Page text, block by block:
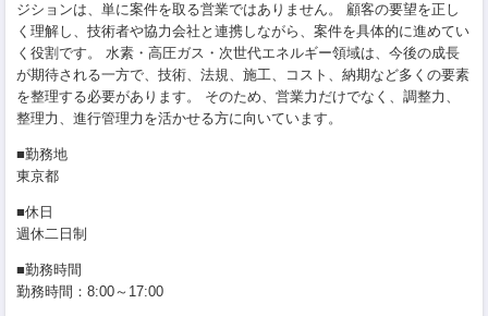
ジションは、単に案件を取る営業ではありません。 顧客の要望を正し
く理解し、技術者や協力会社と連携しながら、案件を具体的に進めてい
く役割です。 水素・高圧ガス・次世代エネルギー領域は、今後の成長
が期待される一方で、技術、法規、施工、コスト、納期など多くの要素
を整理する必要があります。 そのため、営業力だけでなく、調整力、
整理力、進行管理力を活かせる方に向いています。
■勤務地
東京都
■休日
週休二日制
■勤務時間
勤務時間：8:00～17:00